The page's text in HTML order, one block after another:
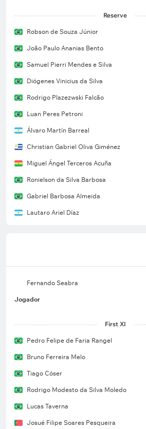
Reserve
Robson de Souza Júnior
João Paulo Ananias Bento
Samuel Pierri Mendes e Silva
Diógenes Vinicius da Silva
Rodrigo Plazezwski Falcão
Luan Peres Petroni
Álvaro Martín Barreal
Christian Gabriel Oliva Giménez
Miguel Ángel Terceros Acuña
Ronielson da Silva Barbosa
Gabriel Barbosa Almeida
Lautaro Ariel Díaz
Fernando Seabra
Jogador
First XI
Pedro Felipe de Faria Rangel
Bruno Ferreira Melo
Tiago Cóser
Rodrigo Modesto da Silva Moledo
Lucas Taverna
Josué Filipe Soares Pesqueira